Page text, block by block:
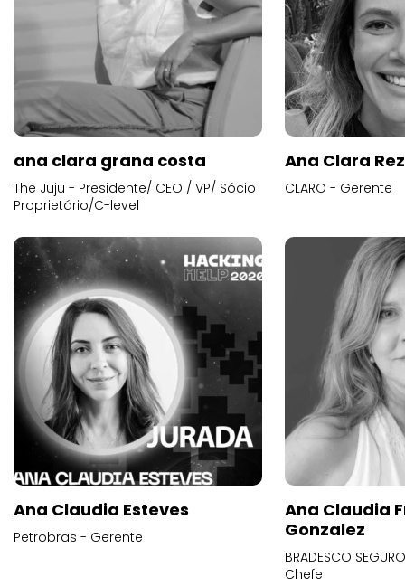
ana clara grana costa
The Juju - Presidente/ CEO / VP/ Sócio
Proprietário/C-level
Ana Clara
CLARO - Gerente
Ana Claudia Esteves
Petrobras - Gerente
Ana Claudia
Gonzalez
BRADESCO
Chefe